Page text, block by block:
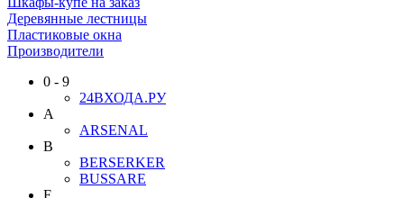
Деревянные лестницы
Пластиковые окна
Производители
0 - 9
24ВХОДА.РУ
A
ARSENAL
B
BERSERKER
BUSSARE
F